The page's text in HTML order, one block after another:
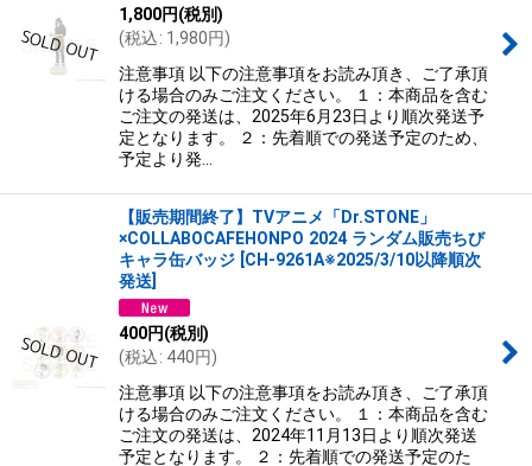
1,800円(税別)
(税込: 1,980円)
注意事項 以下の注意事項をお読み頂き、ご了承頂
ける場合のみご注文ください。 １：本商品を含む
ご注文の発送は、2025年6月23日より順次発送予
定となります。 ２：先着順での発送予定のため、
予定より発…
【販売期間終了】TVアニメ「Dr.STONE」
×COLLABOCAFEHONPO 2024 ランダム販売ちび
キャラ缶バッジ CH-9261A※2025/3/10以降順次
発送
400円(税別)
(税込: 440円)
注意事項 以下の注意事項をお読み頂き、ご了承頂
ける場合のみご注文ください。 １：本商品を含む
ご注文の発送は、2024年11月13日より順次発送
予定となります。 ２：先着順での発送予定のた